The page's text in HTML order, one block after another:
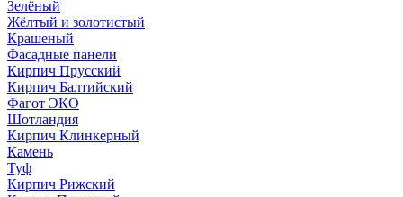
Зелёный
Жёлтый и золотистый
Крашеный
Фасадные панели
Кирпич Прусский
Кирпич Балтийский
Фагот ЭКО
Шотландия
Кирпич Клинкерный
Камень
Туф
Кирпич Рижский